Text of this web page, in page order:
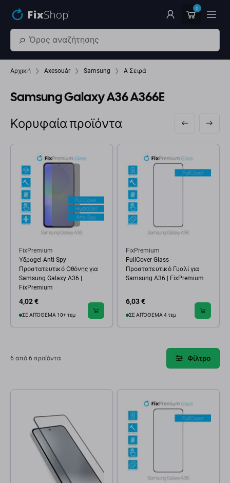
0
Αρχική Axesouár Samsung A Σειρά
Samsung Galaxy A36 A366E
Κορυφαία προϊόντα
FixPremium
Υδροgel Anti-Spy -
Προστατευτικό Οθόνης για
Samsung Galaxy A36 |
FixPremium
4,02 €
ΣΕ ΑΠΌΘΕΜΑ 10+ τεμ
FixPremium
FullCover Glass -
Προστατευτικό Γυαλί για
Samsung A36 | FixPremium
6,03 €
ΣΕ ΑΠΌΘΕΜΑ 4 τεμ
6 από 6 προϊόντα Φίλτρο